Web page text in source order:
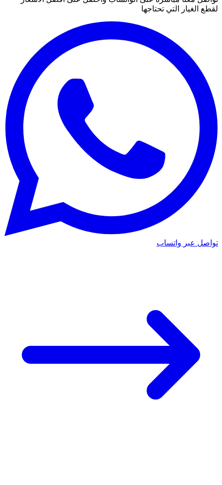
لقطع الغيار التي تحتاجها
تواصل عبر واتساب